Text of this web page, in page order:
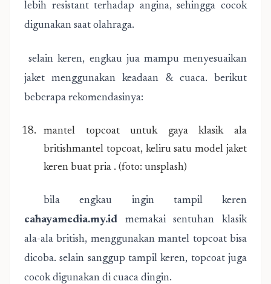
lebih resistant terhadap angina, sehingga cocok
digunakan saat olahraga.
selain keren, engkau jua mampu menyesuaikan
jaket menggunakan keadaan & cuaca. berikut
beberapa rekomendasinya:
mantel topcoat untuk gaya klasik ala
britishmantel topcoat, keliru satu model jaket
keren buat pria . (foto: unsplash)
bila engkau ingin tampil keren
cahayamedia.my.id memakai sentuhan klasik
ala-ala british, menggunakan mantel topcoat bisa
dicoba. selain sanggup tampil keren, topcoat juga
cocok digunakan di cuaca dingin.